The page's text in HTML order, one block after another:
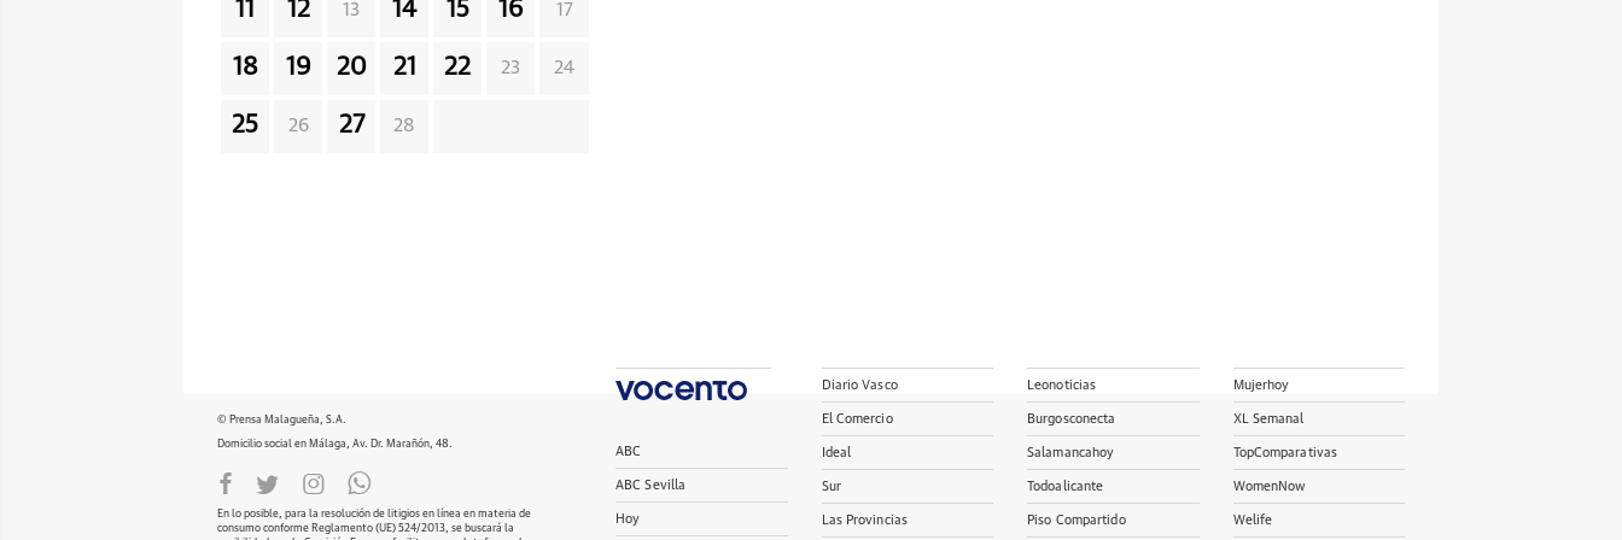
11 12 13 14 15 16 17
18 19 20 21 22 23 24
25 26 27 28
© Prensa Malagueña, S.A.
Domicilio social en Málaga, Av. Dr. Marañón, 48.
En lo posible, para la resolución de litigios en línea en materia de
consumo conforme Reglamento (UE) 524/2013, se buscará la
ABC
ABC Sevilla
Hoy
Diario Vasco
El Comercio
Ideal
Sur
Las Provincias
Leonoticias
Burgosconecta
Salamancahoy
Todoalicante
Piso Compartido
Mujerhoy
XL Semanal
TopComparativas
WomenNow
Welife